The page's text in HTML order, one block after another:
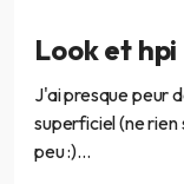
Look et hpi
J'ai presque peur
superficiel (ne rien
peu :)...